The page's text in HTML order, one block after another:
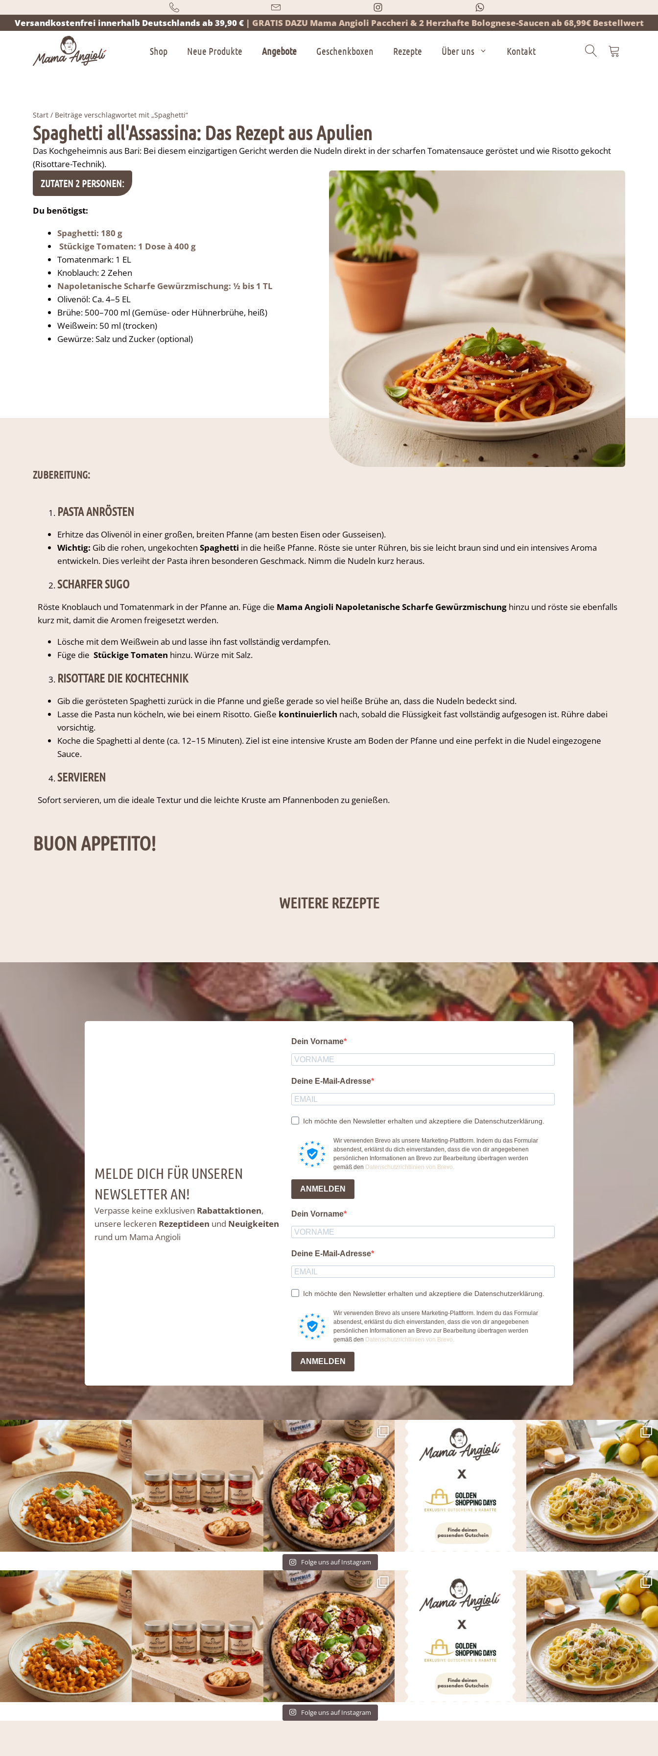
Versandkostenfrei innerhalb Deutschlands ab 39,90 € | GRATIS DAZU Mama Angioli Paccheri & 2 Herzhafte Bolognese-Saucen ab 68,99€ Bestellwert
Shop Neue Produkte Angebote Geschenkboxen Rezepte Über uns Kontakt
Start / Beiträge verschlagwortet mit „Spaghetti“
Spaghetti all'Assassina: Das Rezept aus Apulien
Das Kochgeheimnis aus Bari: Bei diesem einzigartigen Gericht werden die Nudeln direkt in der scharfen Tomatensauce geröstet und wie Risotto gekocht
(Risottare-Technik).
ZUTATEN 2 PERSONEN:
Du benötigst:
Spaghetti: 180 g
Stückige Tomaten: 1 Dose à 400 g
Tomatenmark: 1 EL
Knoblauch: 2 Zehen
Napoletanische Scharfe Gewürzmischung: ½ bis 1 TL
Olivenöl: Ca. 4–5 EL
Brühe: 500–700 ml (Gemüse- oder Hühnerbrühe, heiß)
Weißwein: 50 ml (trocken)
Gewürze: Salz und Zucker (optional)
ZUBEREITUNG:
PASTA ANRÖSTEN
Erhitze das Olivenöl in einer großen, breiten Pfanne (am besten Eisen oder Gusseisen).
Wichtig: Gib die rohen, ungekochten Spaghetti in die heiße Pfanne. Röste sie unter Rühren, bis sie leicht braun sind und ein intensives Aroma
entwickeln. Dies verleiht der Pasta ihren besonderen Geschmack. Nimm die Nudeln kurz heraus.
SCHARFER SUGO
Röste Knoblauch und Tomatenmark in der Pfanne an. Füge die Mama Angioli Napoletanische Scharfe Gewürzmischung hinzu und röste sie ebenfalls
kurz mit, damit die Aromen freigesetzt werden.
Lösche mit dem Weißwein ab und lasse ihn fast vollständig verdampfen.
Füge die Stückige Tomaten hinzu. Würze mit Salz.
RISOTTARE DIE KOCHTECHNIK
Gib die gerösteten Spaghetti zurück in die Pfanne und gieße gerade so viel heiße Brühe an, dass die Nudeln bedeckt sind.
Lasse die Pasta nun köcheln, wie bei einem Risotto. Gieße kontinuierlich nach, sobald die Flüssigkeit fast vollständig aufgesogen ist. Rühre dabei
vorsichtig.
Koche die Spaghetti al dente (ca. 12–15 Minuten). Ziel ist eine intensive Kruste am Boden der Pfanne und eine perfekt in die Nudel eingezogene
Sauce.
SERVIEREN
Sofort servieren, um die ideale Textur und die leichte Kruste am Pfannenboden zu genießen.
BUON APPETITO!
WEITERE REZEPTE
MELDE DICH FÜR UNSEREN
NEWSLETTER AN!
Verpasse keine exklusiven Rabattaktionen,
unsere leckeren Rezeptideen und Neuigkeiten
rund um Mama Angioli
Dein Vorname
Deine E-Mail-Adresse
Ich möchte den Newsletter erhalten und akzeptiere die Datenschutzerklärung.
Wir verwenden Brevo als unsere Marketing-Plattform. Indem du das Formular
absendest, erklärst du dich einverstanden, dass die von dir angegebenen
persönlichen Informationen an Brevo zur Bearbeitung übertragen werden
gemäß den Datenschutzrichtlinien von Brevo.
ANMELDEN
Dein Vorname
Deine E-Mail-Adresse
Ich möchte den Newsletter erhalten und akzeptiere die Datenschutzerklärung.
Wir verwenden Brevo als unsere Marketing-Plattform. Indem du das Formular
absendest, erklärst du dich einverstanden, dass die von dir angegebenen
persönlichen Informationen an Brevo zur Bearbeitung übertragen werden
gemäß den Datenschutzrichtlinien von Brevo.
ANMELDEN
Folge uns auf Instagram
Folge uns auf Instagram